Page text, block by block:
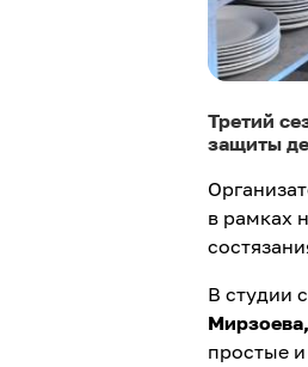
Третий
защиты
в рамках
В студии
простые